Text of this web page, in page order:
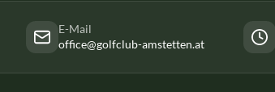
E-Mail
office@golfclub-amstetten.at